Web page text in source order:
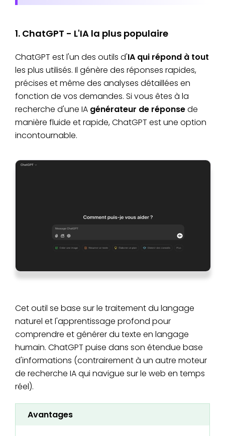
1. ChatGPT - L'IA la plus populaire
ChatGPT est l'un des outils d'IA qui répond à tout
les plus utilisés. Il génère des réponses rapides,
précises et même des analyses détaillées en
fonction de vos demandes. Si vous êtes à la
recherche d'une IA générateur de réponsede
manière fluide et rapide, ChatGPT est une option
incontournable.
Cet outil se base sur le traitement du langage
naturel et l'apprentissage profond pour
comprendre et générer du texte en langage
humain. ChatGPT puise dans son étendue base
d'informations (contrairement à un autre moteur
de recherche IA qui navigue sur le web en temps
réel).
Avantages